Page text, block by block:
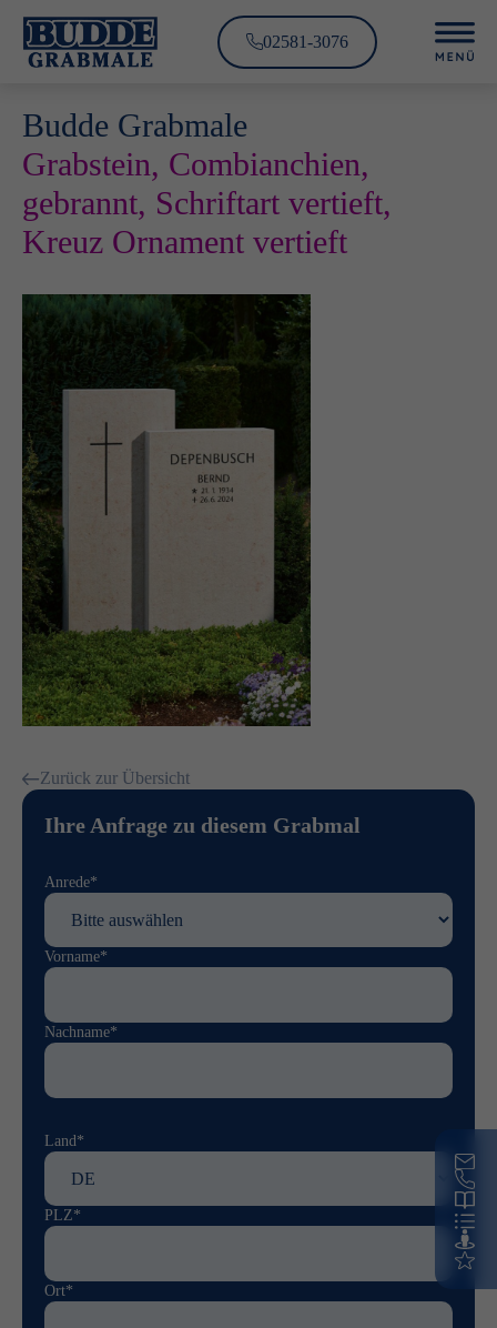
02581-3076
Budde Grabmale
Grabstein, Combianchien,
gebrannt, Schriftart vertieft,
Kreuz Ornament vertieft
Zurück zur Übersicht
Ihre Anfrage zu diesem Grabmal
Anrede*
Vorname*
Nachname*
Land*
PLZ*
Ort*